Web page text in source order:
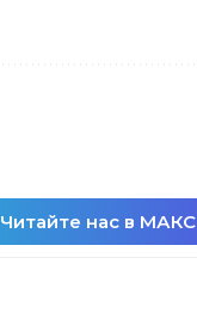
Читайте нас в МАКС